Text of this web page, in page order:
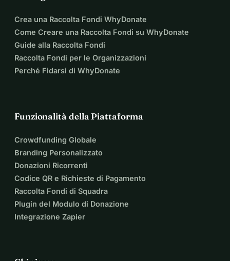
Crea una Raccolta Fondi WhyDonate
Come Creare una Raccolta Fondi su WhyDonate
Guide alla Raccolta Fondi
Raccolta Fondi per le Organizzazioni
Perché Fidarsi di WhyDonate
Funzionalità della Piattaforma
Crowdfunding Globale
Branding Personalizzato
Donazioni Ricorrenti
Codice QR e Richieste di Pagamento
Raccolta Fondi di Squadra
Plugin del Modulo di Donazione
Integrazione Zapier